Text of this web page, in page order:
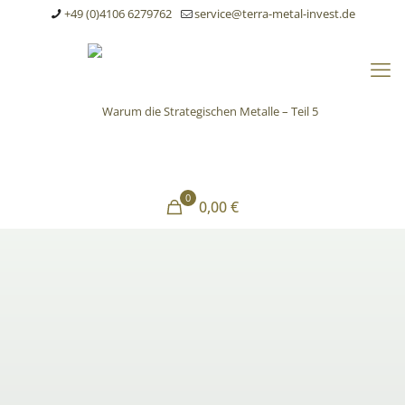
+49 (0)4106 6279762 service@terra-metal-invest.de
0 0,00 €